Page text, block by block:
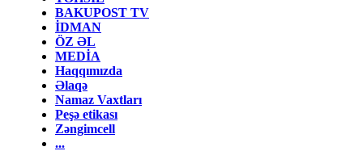
BAKUPOST TV
İDMAN
ÖZ ƏL
MEDİA
Haqqımızda
Əlaqə
Namaz Vaxtları
Peşə etikası
Zəngimcell
...